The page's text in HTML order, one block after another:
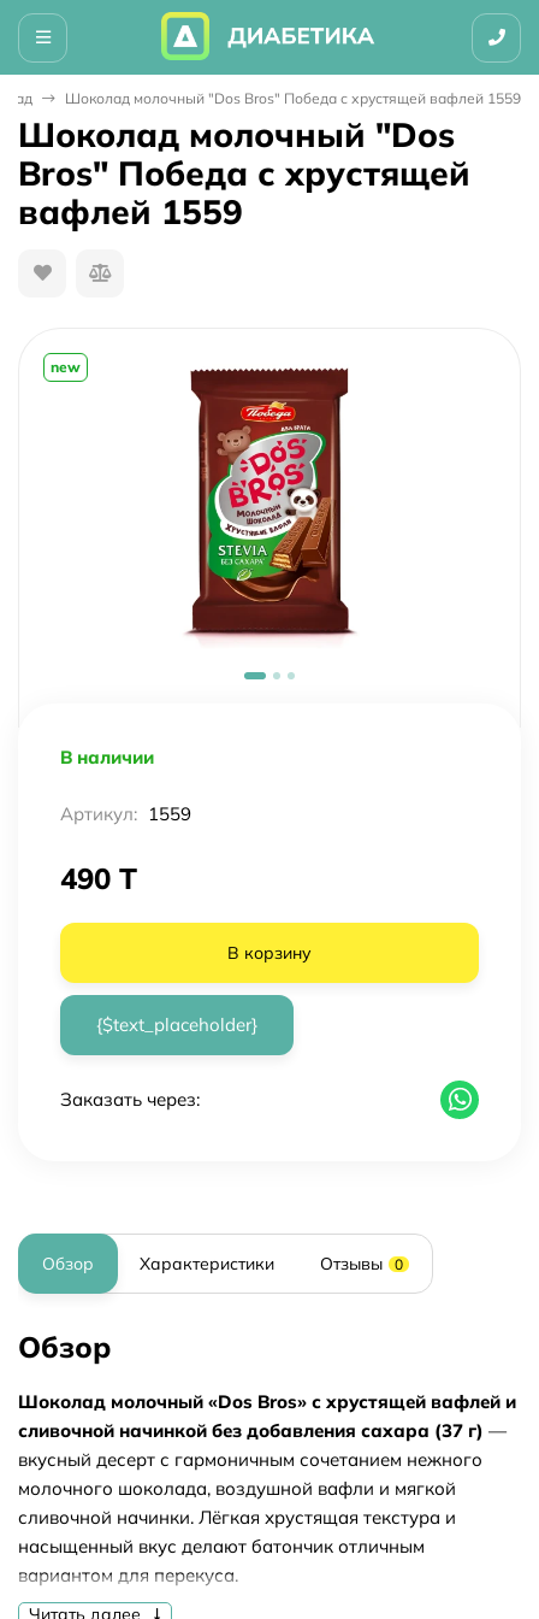
Шоколад молочный "Dos Bros" Победа с хрустящей вафлей 1559
Шоколад молочный "Dos
Bros" Победа с хрустящей
вафлей 1559
new
В наличии
Артикул: 1559
490 T
В корзину
{$text_placeholder}
Заказать через:
Обзор Характеристики Отзывы 0
Обзор
Шоколад молочный «Dos Bros» с хрустящей вафлей и
сливочной начинкой без добавления сахара (37 г) —
вкусный десерт с гармоничным сочетанием нежного
молочного шоколада, воздушной вафли и мягкой
сливочной начинки. Лёгкая хрустящая текстура и
насыщенный вкус делают батончик отличным
вариантом для перекуса.
Читать далее